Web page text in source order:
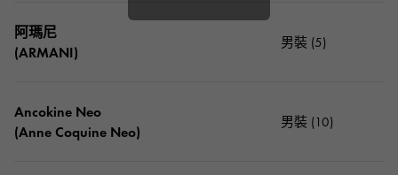
阿瑪尼
(ARMANI)
男裝 (5)
Ancokine Neo
(Anne Coquine Neo)
男裝 (10)